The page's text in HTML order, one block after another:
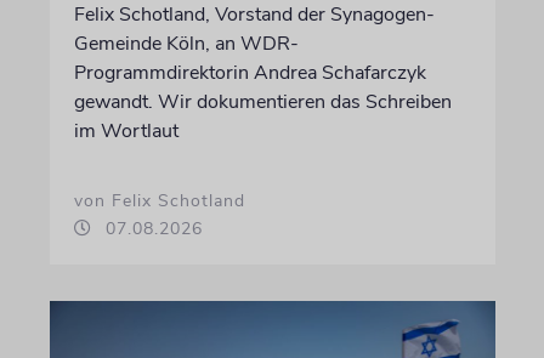
Felix Schotland, Vorstand der Synagogen-
Gemeinde Köln, an WDR-
Programmdirektorin Andrea Schafarczyk
gewandt. Wir dokumentieren das Schreiben
im Wortlaut
von Felix Schotland
07.08.2026